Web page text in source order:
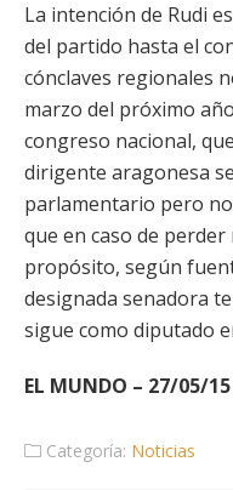
La intención de Rudi
del partido hasta el
cónclaves regionales
marzo del próximo
congreso nacional,
dirigente aragonesa
parlamentario pero
que en caso de
propósito, según
designada senadora
sigue como diputado
EL MUNDO – 27/05/15
Categoría: Noticias